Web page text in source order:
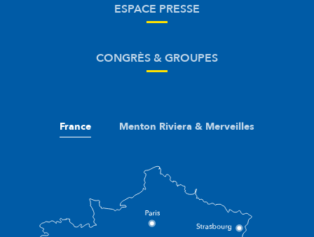
ESPACE PRESSE
CONGRÈS & GROUPES
France Menton Riviera & Merveilles